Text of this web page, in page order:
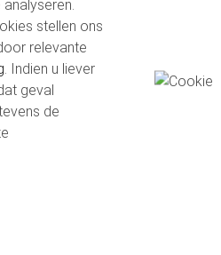
gekozen om bij te dragen
altijd voor een stijlvolle en
100 stuks. Bedrijven
luxe snacks, verfijnde wijnen
voor de ontvanger.
Dit maakt de geschenken
houten plank straalt
stellen ons
relevante
. Indien u liever
dat geval
de